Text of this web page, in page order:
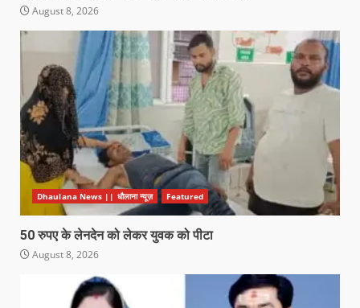
August 8, 2026
Dhaulana News || धौलाना न्यूज़ Featured
50 रुपए के लेनदेन को लेकर युवक को पीटा
August 8, 2026